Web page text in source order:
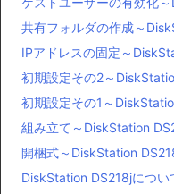
共有フォルダの作成～
IPアドレスの固定～
初期設定その2～
初期設定その1～
組み立て～DiskStation
開梱式～DiskStation
DiskStation DS218jについ